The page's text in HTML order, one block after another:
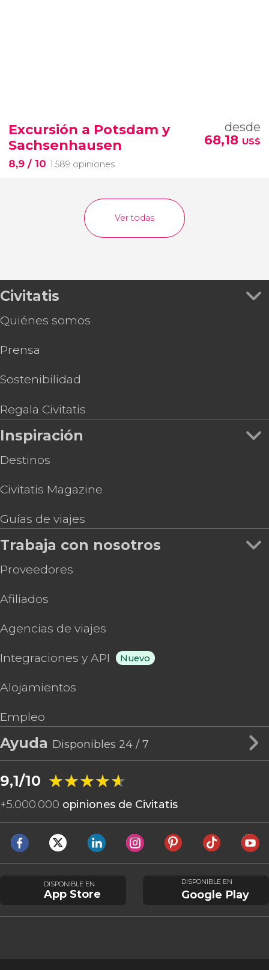
Excursión a Potsdam y
Sachsenhausen
8,9 / 10 1.589 opiniones
desde
68,18 US$
Ver todas
Civitatis
Quiénes somos
Prensa
Sostenibilidad
Regala Civitatis
Inspiración
Destinos
Civitatis Magazine
Guías de viajes
Trabaja con nosotros
Proveedores
Afiliados
Agencias de viajes
Integraciones y API Nuevo
Alojamientos
Empleo
Ayuda Disponibles 24 / 7
9,1/10 ★★★★★
★★★★★
+5.000.000 opiniones de Civitatis
DISPONIBLE EN
App Store
DISPONIBLE EN
Google Play